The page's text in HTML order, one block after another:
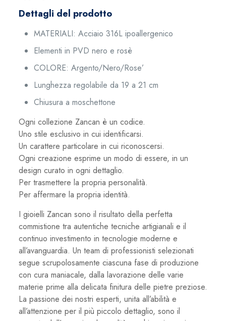
Dettagli del prodotto
MATERIALI: Acciaio 316L ipoallergenico
Elementi in PVD nero e rosè
COLORE: Argento/Nero/Rose’
Lunghezza regolabile da 19 a 21 cm
Chiusura a moschettone
Ogni collezione Zancan è un codice.
Uno stile esclusivo in cui identificarsi.
Un carattere particolare in cui riconoscersi.
Ogni creazione esprime un modo di essere, in un
design curato in ogni dettaglio.
Per trasmettere la propria personalità.
Per affermare la propria identità.
I gioielli Zancan sono il risultato della perfetta
commistione tra autentiche tecniche artigianali e il
continuo investimento in tecnologie moderne e
all’avanguardia. Un team di professionisti selezionati
segue scrupolosamente ciascuna fase di produzione
con cura maniacale, dalla lavorazione delle varie
materie prime alla delicata finitura delle pietre preziose.
La passione dei nostri esperti, unita all’abilità e
all’attenzione per il più piccolo dettaglio, sono il